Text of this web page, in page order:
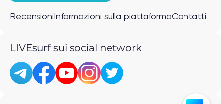
Recensioni Informazioni sulla piattaformaContatti
LIVEsurf sui social network